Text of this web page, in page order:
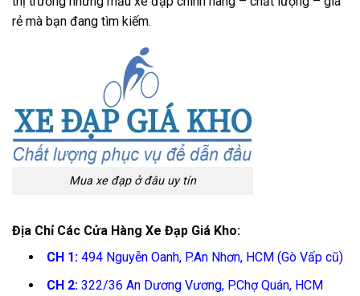
rẻ mà bạn đang tìm kiếm.
Mua xe đạp ở đâu uy tín
Địa Chỉ Các Cửa Hàng Xe Đạp Giá Kho:
CH 1:494 Nguyễn Oanh, P.An Nhơn, HCM (Gò Vấp cũ)
CH 2:322/36 An Dương Vương, P.Chợ Quán, HCM